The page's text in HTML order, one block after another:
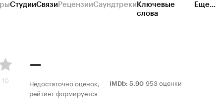
СтудииСвязиРецензииСаундтрекиКлючевые
слова
Еще...
10
–
Недостаточно оценок,
рейтинг формируется
IMDb: 5.90 953 оценки